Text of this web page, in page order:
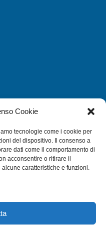
Cookie
tecnologie come i cookie per
del dispositivo. Il consenso a
dati come il comportamento di
acconsentire o ritirare il
caratteristiche e funzioni.